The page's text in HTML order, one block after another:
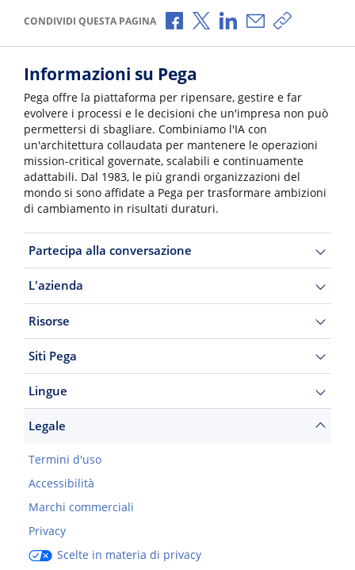
CONDIVIDI QUESTA PAGINA Condividi via Facebook
Condividi via X
Condividi via
Condividi via e-
Copia link
Informazioni su Pega
Pega offre la piattaforma per ripensare, gestire e far
evolvere i processi e le decisioni che un'impresa non può
permettersi di sbagliare. Combiniamo l'IA con
un'architettura collaudata per mantenere le operazioni
mission-critical governate, scalabili e continuamente
adattabili. Dal 1983, le più grandi organizzazioni del
mondo si sono affidate a Pega per trasformare ambizioni
di cambiamento in risultati duraturi.
Partecipa alla conversazione
L'azienda
Risorse
Siti Pega
Lingue
Legale
Termini d'uso
Accessibilità
Marchi commerciali
Privacy
Scelte in materia di privacy